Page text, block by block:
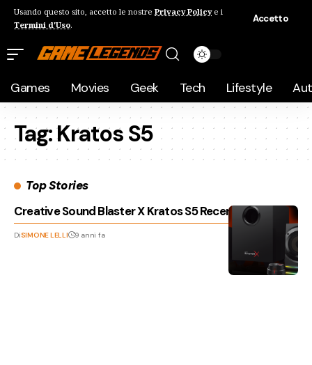
Usando questo sito, accetto le nostre Privacy Policye i
Termini d'Uso.
Accetto
Games Movies Geek Tech Lifestyle
Tag:Kratos S5
Top Stories
Creative Sound Blaster X Kratos S5 Recensione
DiSIMONE LELLI 9 anni fa